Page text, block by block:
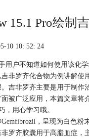
15.1 Pro绘制
10 10: 52: 24
用户不知道如何使用该化
非罗齐化合物为例讲解使
吉非罗齐主要是用于制作
被广泛应用，本篇文章将
，用心学习哦。
，呈现为白色粉
罗齐胶囊用于高脂血症